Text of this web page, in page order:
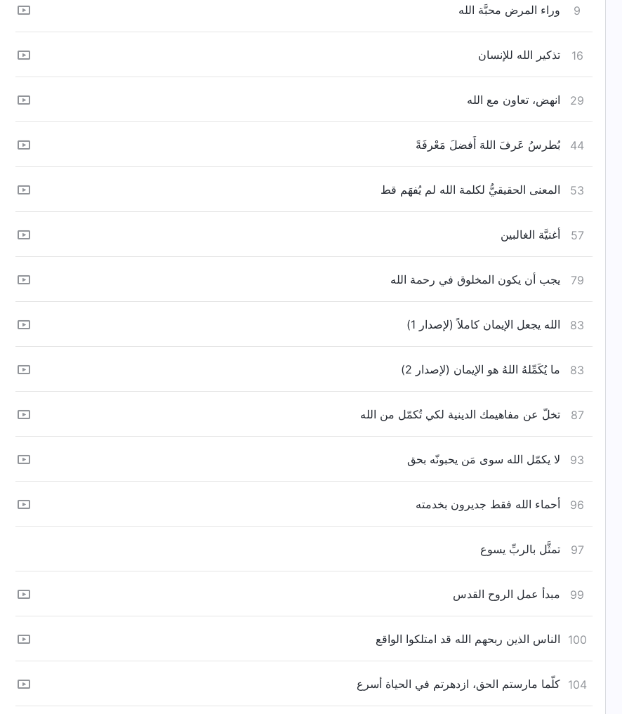
9 وراء المرض محبَّة الله
16 تذكير الله للإنسان
29 انهض، تعاون مع الله
44 بُطرسُ عَرفَ اللهَ أَفضلَ مَعْرفَةً
53 المعنى الحقيقيُّ لكلمة الله لم يُفهَم قط
57 أغنيَّة الغالبين
79 يجب أن يكون المخلوق في رحمة الله
83 الله يجعل الإيمان كاملاً (لإصدار 1)
83 ما يُكَمِّلهُ اللهُ هو الإيمان (لإصدار 2)
87 تخلّ عن مفاهيمك الدينية لكي تُكمّل من الله
93 لا يكمّل الله سوى مَن يحبونّه بحق
96 أحماء الله فقط جديرون بخدمته
97 تمثَّل بالربِّ يسوع
99 مبدأ عمل الروح القدس
100 الناس الذين ربحهم الله قد امتلكوا الواقع
104 كلّما مارستم الحق، ازدهرتم في الحياة أسرع